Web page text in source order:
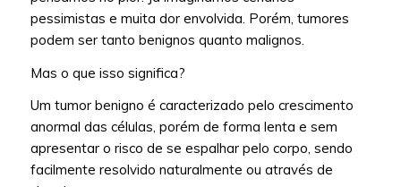
pessimistas e muita dor envolvida. Porém, tumores
podem ser tanto benignos quanto malignos.
Mas o que isso significa?
Um tumor benigno é caracterizado pelo crescimento
anormal das células, porém de forma lenta e sem
apresentar o risco de se espalhar pelo corpo, sendo
facilmente resolvido naturalmente ou através de